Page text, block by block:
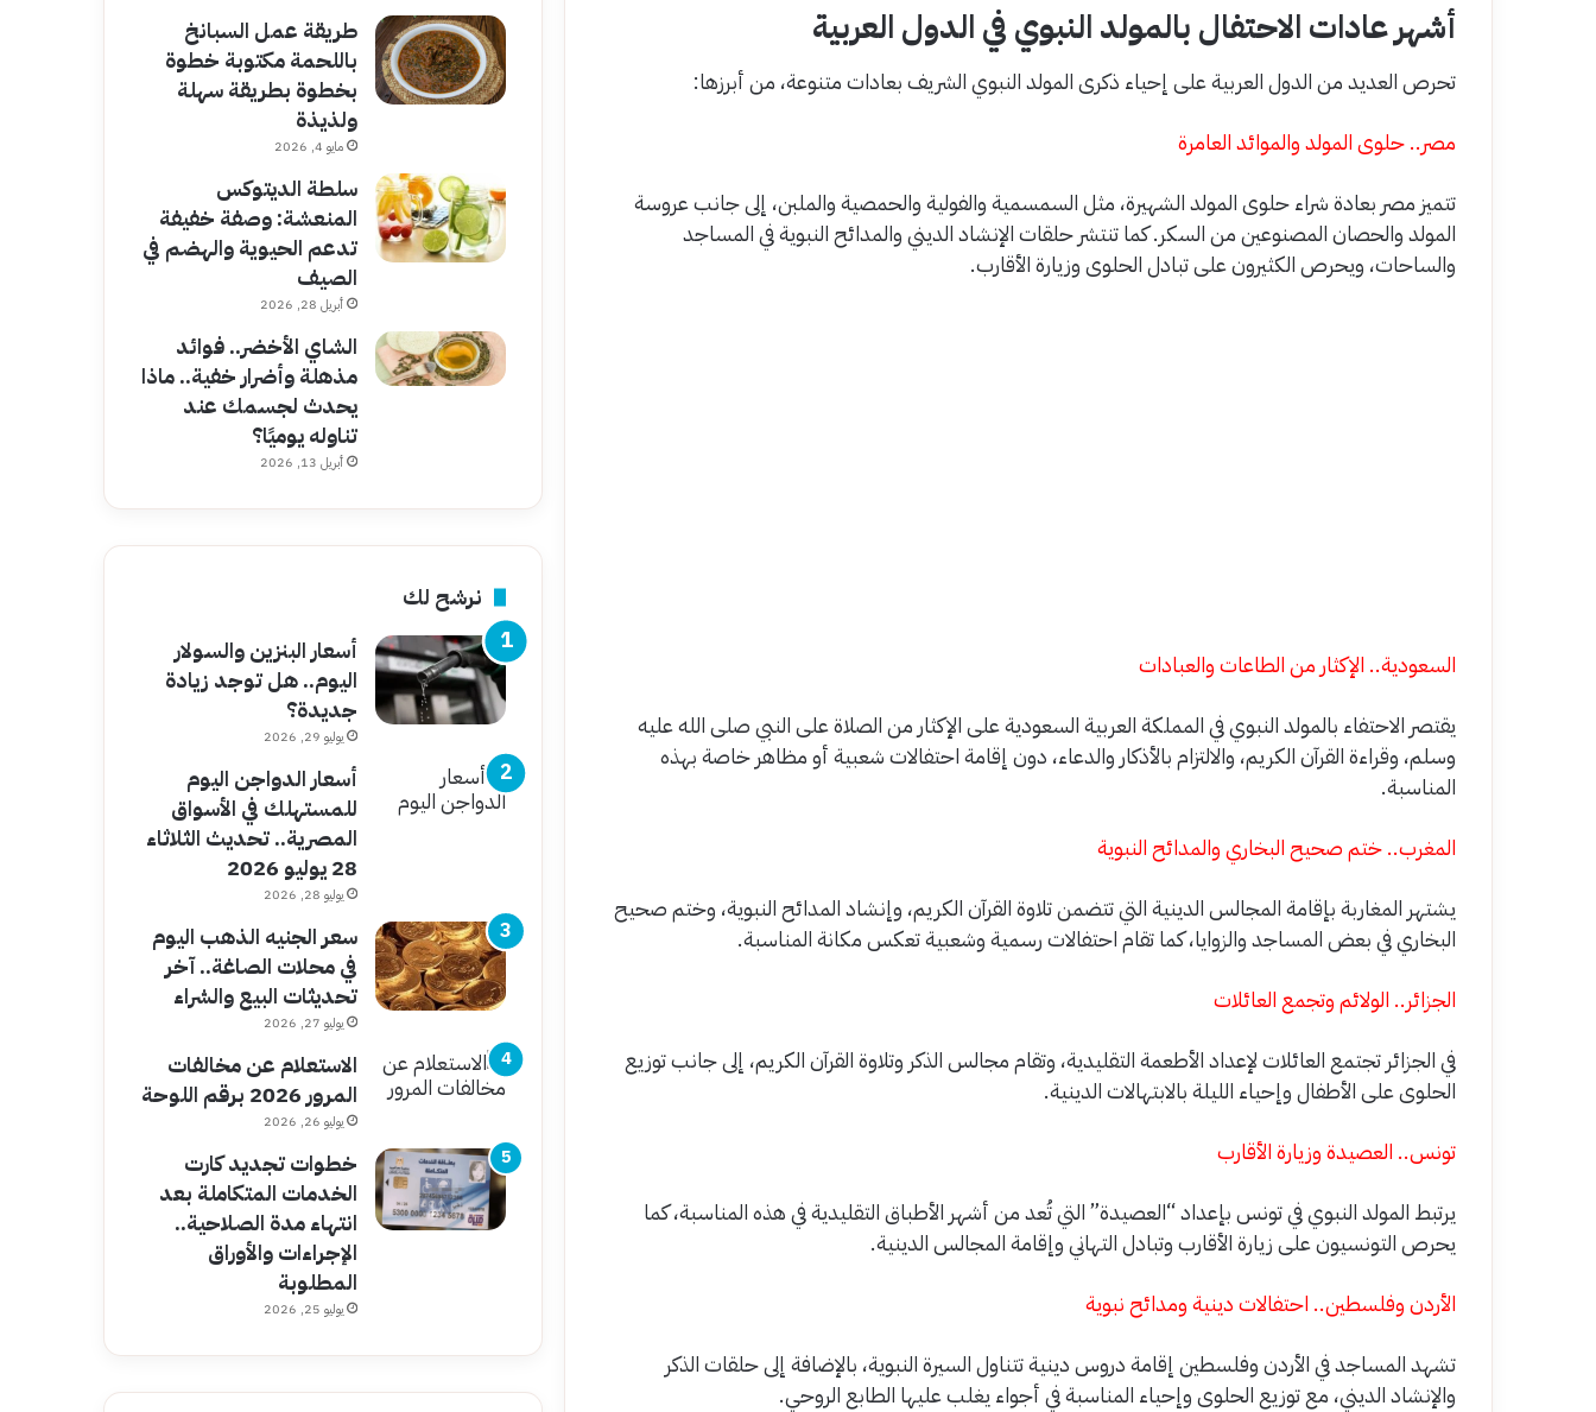
أشهر عادات الاحتفال بالمولد النبوي في الدول العربية
تحرص العديد من الدول العربية على إحياء ذكرى المولد النبوي الشريف بعادات متنوعة، من أبرزها:
مصر.. حلوى المولد والموائد العامرة
تتميز مصر بعادة شراء حلوى المولد الشهيرة، مثل السمسمية والفولية والحمصية والملبن، إلى جانب عروسة
المولد والحصان المصنوعين من السكر. كما تنتشر حلقات الإنشاد الديني والمدائح النبوية في المساجد
والساحات، ويحرص الكثيرون على تبادل الحلوى وزيارة الأقارب.
السعودية.. الإكثار من الطاعات والعبادات
يقتصر الاحتفاء بالمولد النبوي في المملكة العربية السعودية على الإكثار من الصلاة على النبي صلى الله عليه
وسلم، وقراءة القرآن الكريم، والالتزام بالأذكار والدعاء، دون إقامة احتفالات شعبية أو مظاهر خاصة بهذه
المناسبة.
المغرب.. ختم صحيح البخاري والمدائح النبوية
يشتهر المغاربة بإقامة المجالس الدينية التي تتضمن تلاوة القرآن الكريم، وإنشاد المدائح النبوية، وختم صحيح
البخاري في بعض المساجد والزوايا، كما تقام احتفالات رسمية وشعبية تعكس مكانة المناسبة.
الجزائر.. الولائم وتجمع العائلات
في الجزائر تجتمع العائلات لإعداد الأطعمة التقليدية، وتقام مجالس الذكر وتلاوة القرآن الكريم، إلى جانب توزيع
الحلوى على الأطفال وإحياء الليلة بالابتهالات الدينية.
تونس.. العصيدة وزيارة الأقارب
يرتبط المولد النبوي في تونس بإعداد “العصيدة” التي تُعد من أشهر الأطباق التقليدية في هذه المناسبة، كما
يحرص التونسيون على زيارة الأقارب وتبادل التهاني وإقامة المجالس الدينية.
الأردن وفلسطين.. احتفالات دينية ومدائح نبوية
تشهد المساجد في الأردن وفلسطين إقامة دروس دينية تتناول السيرة النبوية، بالإضافة إلى حلقات الذكر
والإنشاد الديني، مع توزيع الحلوى وإحياء المناسبة في أجواء يغلب عليها الطابع الروحي.
طريقة عمل السبانخ
باللحمة مكتوبة خطوة
بخطوة بطريقة سهلة
ولذيذة
مايو 4, 2026
سلطة الديتوكس
المنعشة: وصفة خفيفة
تدعم الحيوية والهضم في
الصيف
أبريل 28, 2026
الشاي الأخضر.. فوائد
مذهلة وأضرار خفية.. ماذا
يحدث لجسمك عند
تناوله يوميًا؟
أبريل 13, 2026
نرشح لك
أسعار البنزين والسولار
اليوم.. هل توجد زيادة
جديدة؟
يوليو 29, 2026
أسعار الدواجن اليوم
للمستهلك في الأسواق
المصرية.. تحديث الثلاثاء
28 يوليو 2026
يوليو 28, 2026
سعر الجنيه الذهب اليوم
في محلات الصاغة.. آخر
تحديثات البيع والشراء
يوليو 27, 2026
الاستعلام عن مخالفات
المرور 2026 برقم اللوحة
يوليو 26, 2026
خطوات تجديد كارت
الخدمات المتكاملة بعد
انتهاء مدة الصلاحية..
الإجراءات والأوراق
المطلوبة
يوليو 25, 2026